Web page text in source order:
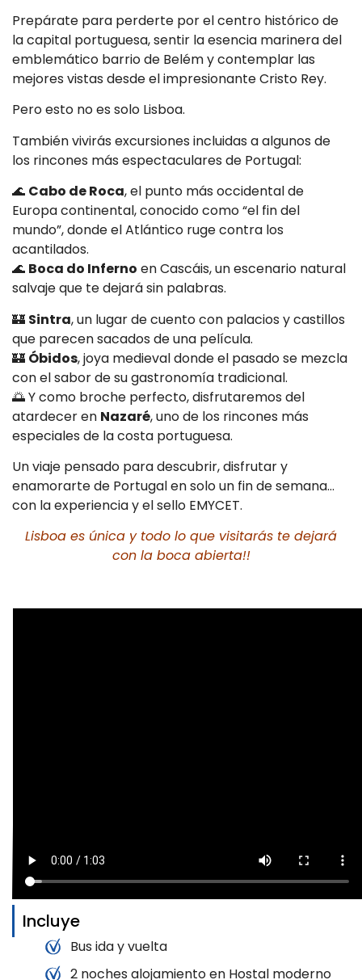
Prepárate para perderte por el centro histórico de
la capital portuguesa, sentir la esencia marinera del
emblemático barrio de Belém y contemplar las
mejores vistas desde el impresionante Cristo Rey.
Pero esto no es solo Lisboa.
También vivirás excursiones incluidas a algunos de
los rincones más espectaculares de Portugal:
🌊 Cabo de Roca, el punto más occidental de
Europa continental, conocido como “el fin del
mundo”, donde el Atlántico ruge contra los
acantilados.
🌊 Boca do Inferno en Cascáis, un escenario natural
salvaje que te dejará sin palabras.
🏰 Sintra, un lugar de cuento con palacios y castillos
que parecen sacados de una película.
🏰 Óbidos, joya medieval donde el pasado se mezcla
con el sabor de su gastronomía tradicional.
🌅 Y como broche perfecto, disfrutaremos del
atardecer en Nazaré, uno de los rincones más
especiales de la costa portuguesa.
Un viaje pensado para descubrir, disfrutar y
enamorarte de Portugal en solo un fin de semana…
con la experiencia y el sello EMYCET.
Lisboa es única y todo lo que visitarás te dejará
con la boca abierta!!
Incluye
Bus ida y vuelta
2 noches alojamiento en Hostal moderno